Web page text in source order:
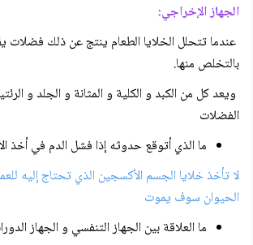
الجهاز الإخراجي:
عندما تتحلل الخلايا الطعام ينتج عن ذلك فضلات
بالتخلص منها.
ويعد كل من الكبد و الكلية و المثانة و الجلد و
الفضلات
ما الذي أتوقع حدوثه إذا فشل الدم في أخذ
لا تأخذ خلايا الجسم الأكسجين الذي تحتاج إليه
الحيوان سوف يموت
ما العلاقة بين الجهاز التنفسي و الجهاز